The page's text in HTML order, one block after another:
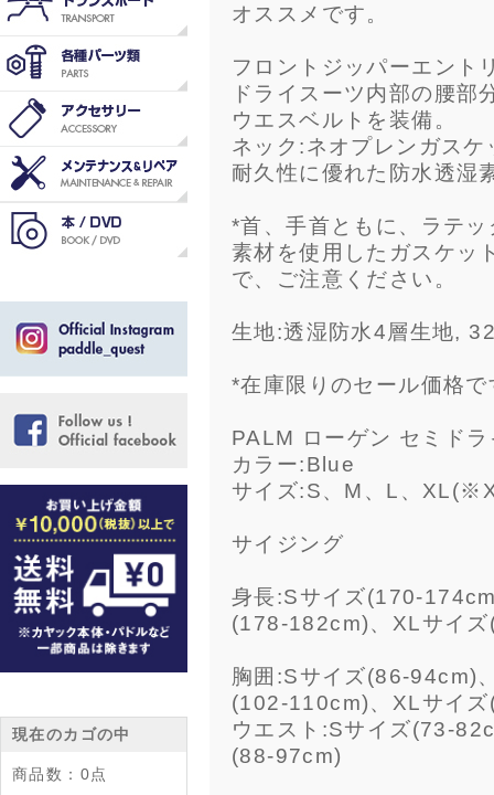
現在のカゴの中
商品数： 0点
オススメです。
フロントジッパーエント
ドライスーツ内部の腰部
ウエスベルトを装備。
ネック:ネオプレンガス
耐久性に優れた防水透湿
*首、手首ともに、ラテ
素材を使用したガスケッ
で、ご注意ください。
生地:透湿防水4層生地,
*在庫限りのセール価格で
PALM ローゲン セミド
カラー:Blue
サイズ:S、M、L、
サイジング
身長:Sサイズ(170-
(178-182cm)、XLサイ
胸囲:Sサイズ(86-94cm)
(102-110cm)、XLサイ
ウエスト:Sサイズ(73-
(88-97cm)